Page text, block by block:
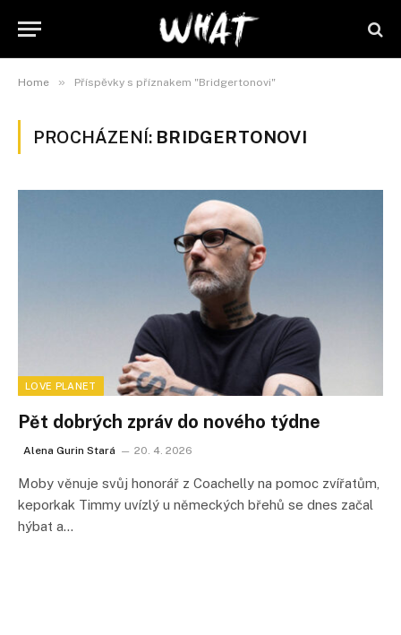
Home » Příspěvky s příznakem "Bridgertonovi"
PROCHÁZENÍ: BRIDGERTONOVI
LOVE PLANET
Pět dobrých zpráv do nového týdne
Alena Gurin Stará 20. 4. 2026
Moby věnuje svůj honorář z Coachelly na pomoc zvířatům,
keporkak Timmy uvízlý u německých břehů se dnes začal
hýbat a…